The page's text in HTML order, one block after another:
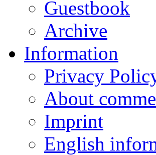
Guestbook
Archive
Information
Privacy
About
Imprint
English